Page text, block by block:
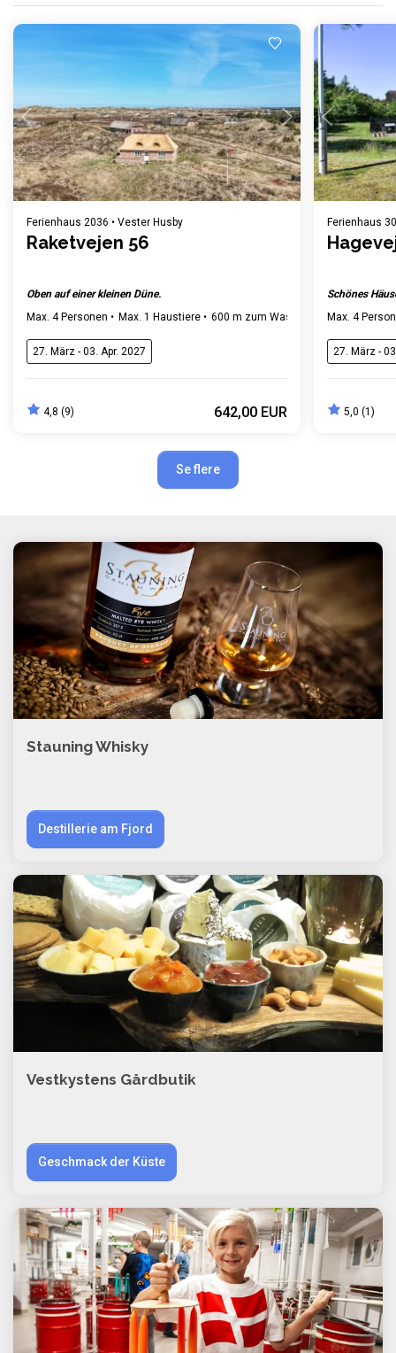
Einen Moment Geduld ...
Ferienhaus 2036 • Vester Husby
Raketvejen 56
Oben auf einer kleinen Düne.
Max. 4 Personen
Max. 1 Haustiere 600 m zum Wasser 2 Schlafzimmer
27. März - 03. Apr. 2027
4,8 (9) 642,00 EUR
Einen
Ferienhaus
Schönes
Max. 4
27. März -
5,0 (1)
Se flere
Stauning Whisky
Destillerie am Fjord
Vestkystens Gårdbutik
Geschmack der Küste